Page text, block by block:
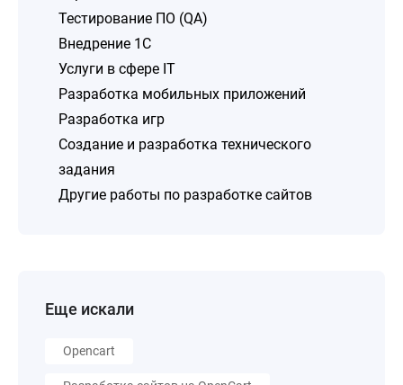
Тестирование ПО (QA)
Внедрение 1C
Услуги в сфере IT
Разработка мобильных приложений
Разработка игр
Создание и разработка технического
задания
Другие работы по разработке сайтов
Еще искали
Opencart